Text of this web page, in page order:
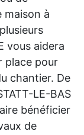
maison à
vous aidera
place pour
chantier. De
LE-BAS
bénéficier
de